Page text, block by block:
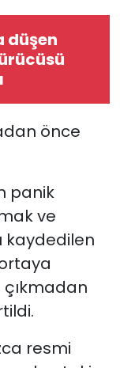
düşen
önce
panik
ve
kaydedilen
çıkmadan
resmi